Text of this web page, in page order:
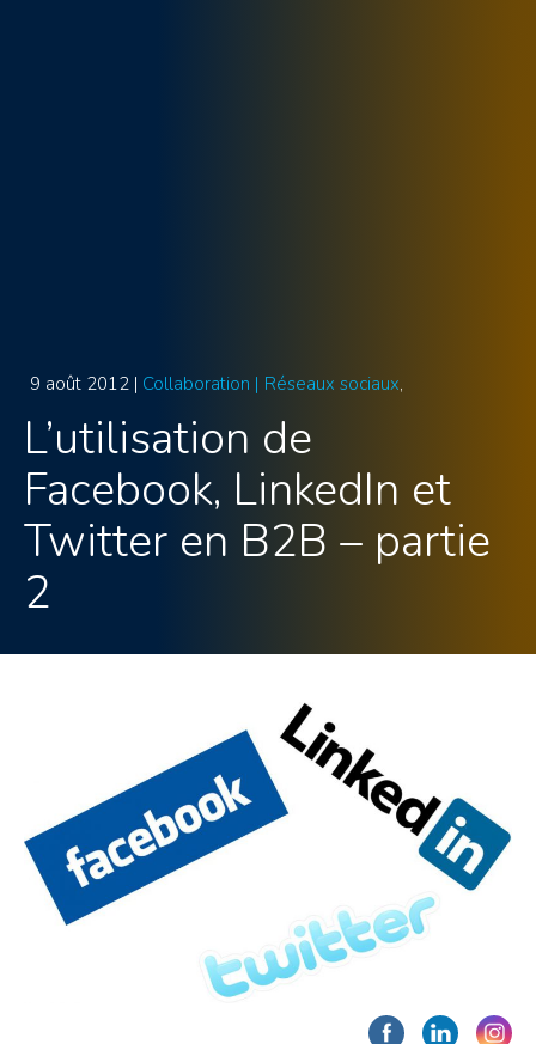
9 août 2012 | Collaboration | Réseaux sociaux
L’utilisation de
Facebook, LinkedIn et
Twitter en B2B – partie
2